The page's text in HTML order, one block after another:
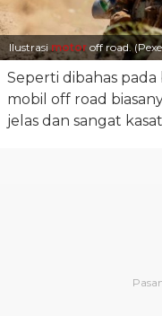
Ilustrasimotor off road.
Seperti dibahas
mobil off road
jelas dan sangat